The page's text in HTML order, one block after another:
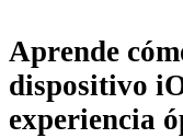
Aprende
dispositivo
experiencia